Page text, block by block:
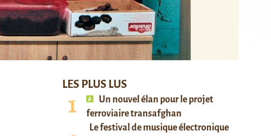
LES PLUS LUS
Un nouvel élan pour le projet
ferroviaire transafghan
Le festival de musique électronique